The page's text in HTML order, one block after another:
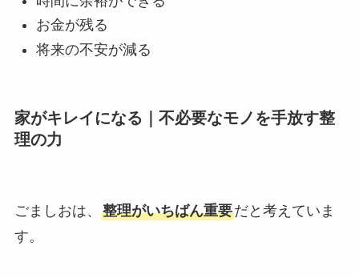
お金が残る
将来の不安が減る
家がキレイになる｜不必要なモノを手放す整
理の力
ごましおは、 整理がいちばん重要だと考えていま
す。